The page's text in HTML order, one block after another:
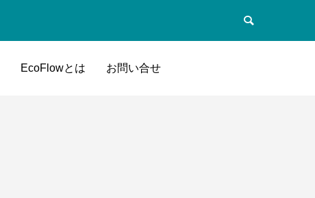
EcoFlowとは お問い合せ